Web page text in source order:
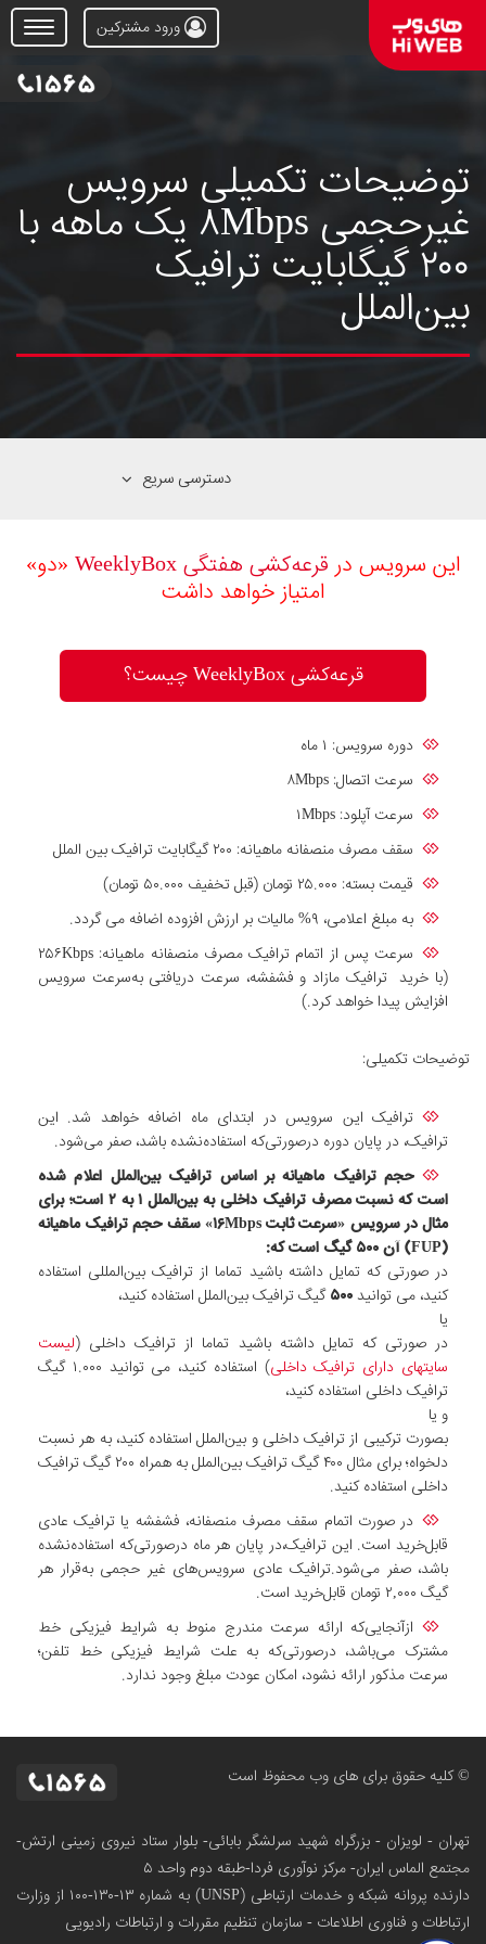
Open
Menu
ورود مشترکین
توضیحات تکمیلی سرویس
غیرحجمی ۸Mbps یک ماهه با
۲۰۰ گیگابایت ترافیک
بین‌الملل
دسترسی سریع
این سرویس درقرعه‎‌کشی هفتگی WeeklyBox «دو»
امتیاز خواهد داشت
قرعه‌کشی WeeklyBox چیست؟
دوره سرویس: ۱ ماه
سرعت اتصال: ۸Mbps
سرعت آپلود: ۱Mbps
سقف مصرف منصفانه ماهیانه: ۲۰۰ گیگابایت ترافیک بین الملل
قیمت بسته: ۲۵.۰۰۰ تومان (قبل تخفیف ۵۰.۰۰۰ تومان)
به مبلغ اعلامی، ۹% مالیات بر ارزش افزوده اضافه می گردد.
سرعت پس از اتمام ترافیک مصرف منصفانه ماهیانه: ۲۵۶Kbps
(با خرید ترافیک مازاد و فشفشه، سرعت دریافتی به‌سرعت سرویس
افزایش پیدا خواهد کرد.)
توضیحات تکمیلی:
ترافیک این سرویس در ابتدای ماه اضافه خواهد شد. این
ترافیک، در پایان دوره درصورتی‌که استفاده‌نشده باشد، صفر می‌شود.
حجم ترافیک ماهیانه بر اساس ترافیک بین‌الملل اعلام شده
است که نسبت مصرف ترافیک داخلی به بین‌الملل ۱ به ۲ است؛ برای
مثال در سرویس «سرعت ثابت ۱۶Mbps» سقف حجم ترافیک ماهیانه
(FUP) آن
۵۰۰ گیگ است که:
در صورتی که تمایل داشته باشید تماما از ترافیک بین‌المللی استفاده
کنید، می توانید۵۰۰ گیگ ترافیک بین‌الملل استفاده کنید،
یا
در صورتی که تمایل داشته باشید تماما از ترافیک داخلی (لیست
سایتهای دارای ترافیک داخلی
) استفاده کنید، می توانید ۱.۰۰۰ گیگ
ترافیک داخلی استفاده کنید،
و یا
بصورت ترکیبی از ترافیک داخلی و بین‌الملل استفاده کنید، به هر نسبت
دلخواه؛ برای مثال ۴۰۰ گیگ ترافیک بین‌الملل به همراه ۲۰۰ گیگ ترافیک
داخلی استفاده کنید.
در صورت اتمام سقف مصرف منصفانه، فشفشه یا ترافیک عادی
قابل‌خرید است. این ترافیک،در پایان هر ماه درصورتی‌که استفاده‌نشده
باشد، صفر می‌شود.ترافیک عادی سرویس‌های غیر حجمی به‌قرار هر
گیگ ۲,۰۰۰ تومان قابل‌خرید است.
ازآنجایی‌که ارائه سرعت مندرج منوط به شرایط فیزیکی خط
مشترک می‌باشد، درصورتی‌که به علت شرایط فیزیکی خط تلفن؛
سرعت مذکور ارائه نشود، امکان عودت مبلغ وجود ندارد.
© کلیه حقوق برای های وب محفوظ است
تهران - لویزان - بزرگراه شهید سرلشگر بابائی- بلوار ستاد نیروی زمینی ارتش-
مجتمع الماس ایران- مرکز نوآوری فردا-طبقه دوم واحد ۵
دارنده پروانه شبکه و خدمات ارتباطی (UNSP) به شماره ۱۳-۱۳۰-۱۰۰
از وزارت
ارتباطات و فناوری اطلاعات - سازمان تنظیم مقررات و ارتباطات رادیویی